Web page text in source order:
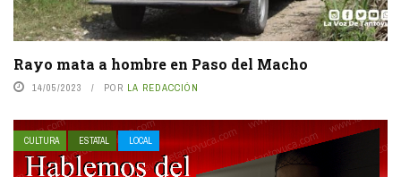
Rayo mata a hombre en Paso del Macho
14/05/2023 POR LA REDACCIÓN
CULTURA ESTATAL LOCAL